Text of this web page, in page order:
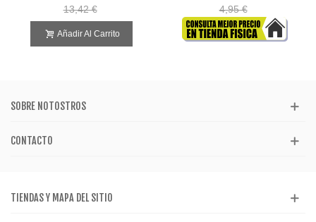
13,42 €
Añadir Al Carrito
4,95 €
SOBRE NOTOSTROS
CONTACTO
TIENDAS Y MAPA DEL SITIO